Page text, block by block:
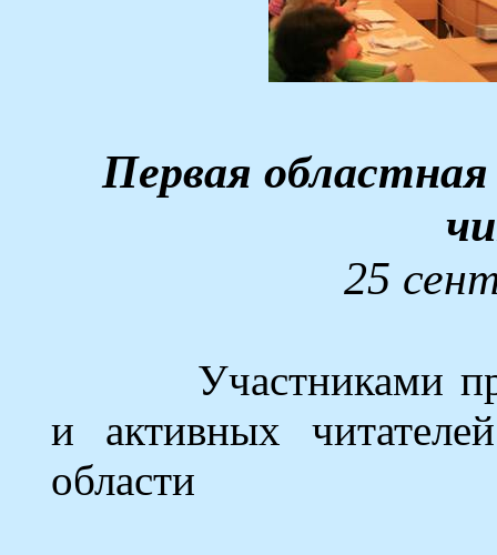
Первая
25
Участниками
и активных
области